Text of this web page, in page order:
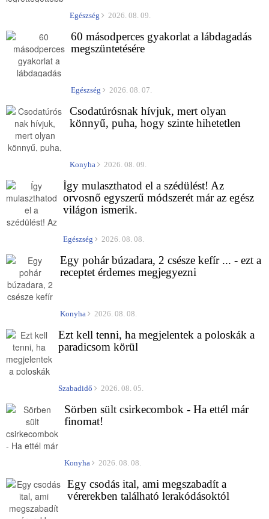
Egészség 2026. 08. 09.
60 másodperces gyakorlat a lábdagadás
megszüntetésére
Egészség 2026. 08. 07.
Csodatúrósnak hívjuk, mert olyan
könnyű, puha, hogy szinte hihetetlen
Konyha 2026. 08. 09.
Így mulaszthatod el a szédülést! Az
orvosnő egyszerű módszerét már az egész
világon ismerik.
Egészség 2026. 08. 08.
Egy pohár búzadara, 2 csésze kefír ... - ezt a
receptet érdemes megjegyezni
Konyha 2026. 08. 08.
Ezt kell tenni, ha megjelentek a poloskák a
paradicsom körül
Szabadidő 2026. 08. 05.
Sörben sült csirkecombok - Ha ettél már
finomat!
Konyha 2026. 08. 08.
Egy csodás ital, ami megszabadít a
vérerekben található lerakódásoktól